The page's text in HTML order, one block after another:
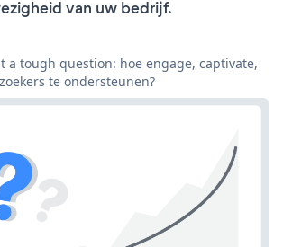
van uw bedrijf.
a tough question: hoe engage, captivate,
te ondersteunen?